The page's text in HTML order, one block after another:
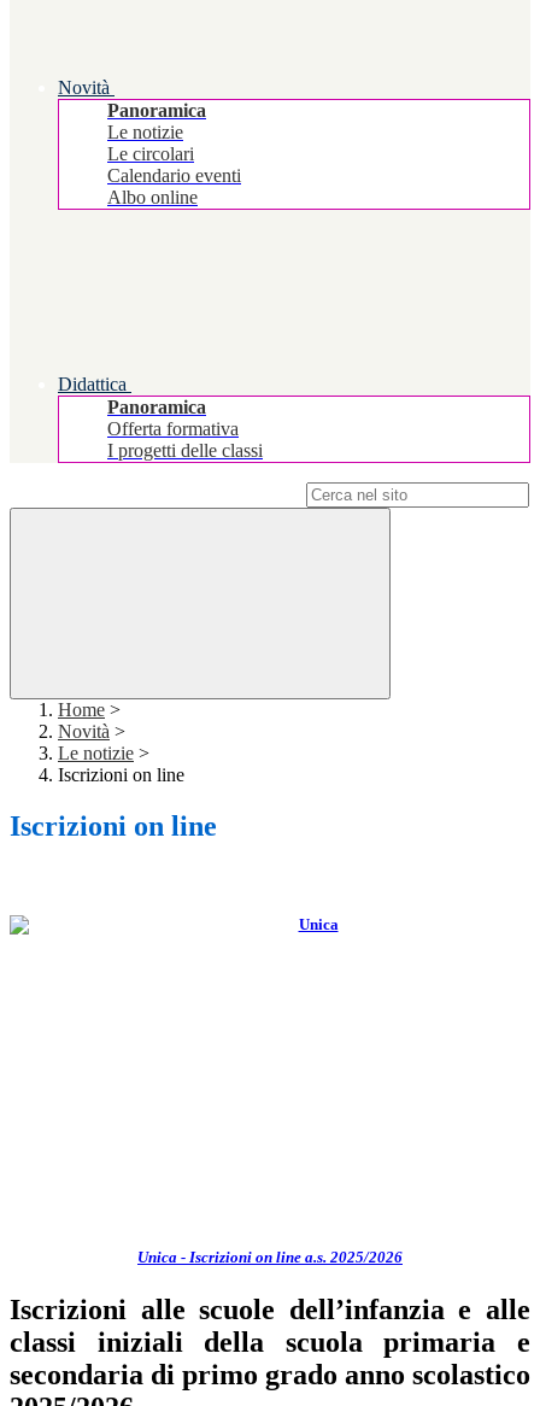
Novità
Panoramica
Le notizie
Le circolari
Calendario eventi
Albo online
Didattica
Panoramica
Offerta formativa
I progetti delle classi
Home >
Novità >
Le notizie >
Iscrizioni on line
Iscrizioni on line
Unica - Iscrizioni on line a.s. 2025/2026
Iscrizioni alle scuole dell’infanzia e alle
classi iniziali della scuola primaria e
secondaria di primo grado anno scolastico